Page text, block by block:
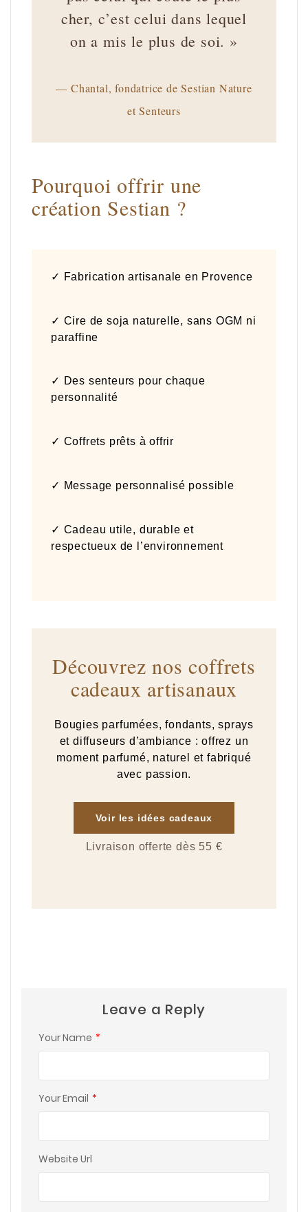
cher, c’est celui dans lequel
on a mis le plus de soi. »
— Chantal, fondatrice de Sestian Nature
et Senteurs
Pourquoi offrir une
création Sestian ?
✓ Fabrication artisanale en Provence
✓ Cire de soja naturelle, sans OGM ni
paraffine
✓ Des senteurs pour chaque
personnalité
✓ Coffrets prêts à offrir
✓ Message personnalisé possible
✓ Cadeau utile, durable et
respectueux de l’environnement
Découvrez nos coffrets
cadeaux artisanaux
Bougies parfumées, fondants, sprays
et diffuseurs d’ambiance : offrez un
moment parfumé, naturel et fabriqué
avec passion.
Voir les idées cadeaux
Livraison offerte dès 55 €
Leave a Reply
Your Name *
Your Email *
Website Url